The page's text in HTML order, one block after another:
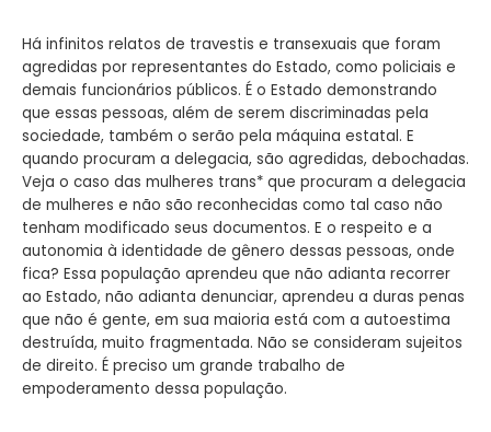
Há infinitos relatos de travestis e transexuais que foram
agredidas por representantes do Estado, como policiais e
demais funcionários públicos. É o Estado demonstrando
que essas pessoas, além de serem discriminadas pela
sociedade, também o serão pela máquina estatal. E
quando procuram a delegacia, são agredidas, debochadas.
Veja o caso das mulheres trans* que procuram a delegacia
de mulheres e não são reconhecidas como tal caso não
tenham modificado seus documentos. E o respeito e a
autonomia à identidade de gênero dessas pessoas, onde
fica? Essa população aprendeu que não adianta recorrer
ao Estado, não adianta denunciar, aprendeu a duras penas
que não é gente, em sua maioria está com a autoestima
destruída, muito fragmentada. Não se consideram sujeitos
de direito. É preciso um grande trabalho de
empoderamento dessa população.